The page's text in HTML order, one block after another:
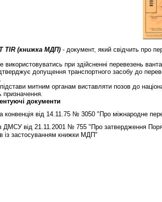
TIR (книжка МДП) - документ, який свідчить про
при здійсненні перевезень
допущення транспортного засобу до
митним органам виставляти позов до
призначення.
документи
конвенція від 14.11.75 № 3050 "Про міжнародне
ДМСУ від 21.11.2001 № 755 "Про затвердження
iз застосуванням книжки МДП"